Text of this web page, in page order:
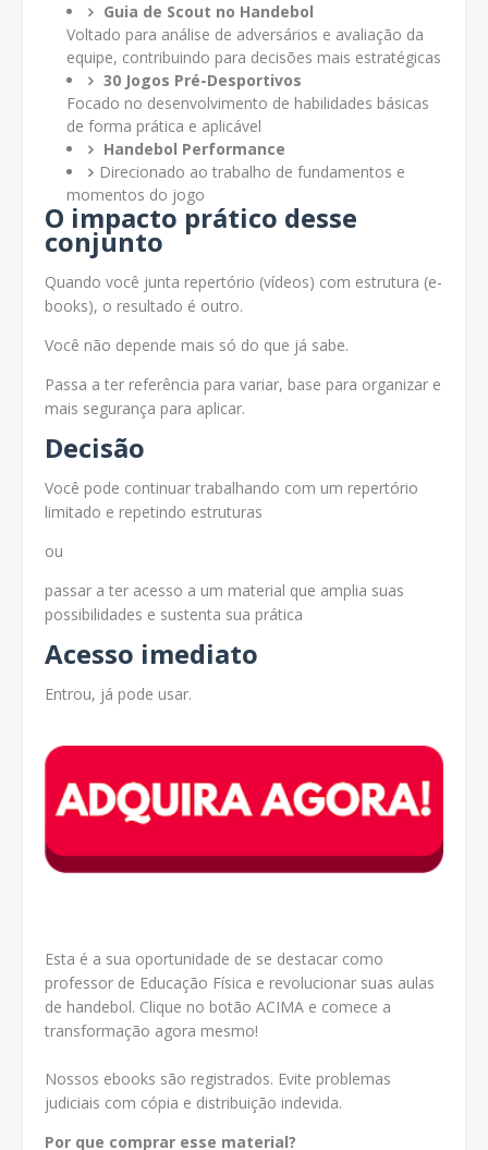
Guia de Scout no Handebol
Voltado para análise de adversários e avaliação da
equipe, contribuindo para decisões mais estratégicas
30 Jogos Pré-Desportivos
Focado no desenvolvimento de habilidades básicas
de forma prática e aplicável
Handebol Performance
Direcionado ao trabalho de fundamentos e
momentos do jogo
O impacto prático desse
conjunto
Quando você junta repertório (vídeos) com estrutura (e-
books), o resultado é outro.
Você não depende mais só do que já sabe.
Passa a ter referência para variar, base para organizar e
mais segurança para aplicar.
Decisão
Você pode continuar trabalhando com um repertório
limitado e repetindo estruturas
ou
passar a ter acesso a um material que amplia suas
possibilidades e sustenta sua prática
Acesso imediato
Entrou, já pode usar.
Esta é a sua oportunidade de se destacar como
professor de Educação Física e revolucionar suas aulas
de handebol. Clique no botão ACIMA e comece a
transformação agora mesmo!
Nossos ebooks são registrados. Evite problemas
judiciais com cópia e distribuição indevida.
Por que comprar esse material?